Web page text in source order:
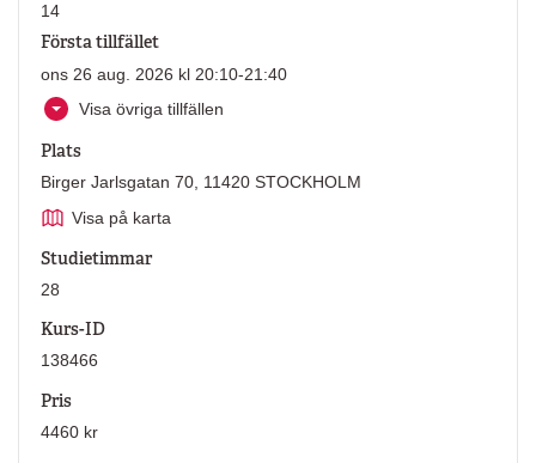
14
Första tillfället
ons 26 aug. 2026 kl 20:10-21:40
Visa övriga tillfällen
Plats
Birger Jarlsgatan 70, 11420 STOCKHOLM
Visa på karta
Studietimmar
28
Kurs-ID
138466
Pris
4460 kr